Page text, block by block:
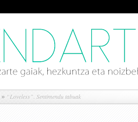
» “Loveless”. Sentimendu tabuak